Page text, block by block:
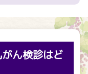
ん検診はど